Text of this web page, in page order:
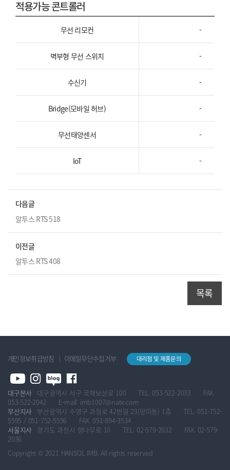
적용가능 콘트롤러
무선 리모컨 -
벽부형 무선 스위치 -
수신기 -
Bridge(모바일 허브) -
무선태양센서 -
loT -
다음글
알투스 RTS 518
이전글
알투스 RTS 408
목록
개인정보취급방침 이메일무단수집거부 대리점 및 제품문의
대구본사 대구광역시 서구 국채보상로 100 TEL. 053-522-2033
FAX.
053-522-2042
E-mail: imb1007@nate.com
부산지사 부산광역시 수영구 과정로 42번길 23(망미동) 1층
TEL. 051-752-
5595 / 051-752-5596
FAX. 051-894-3534
서울지사 경기도 과천시 향나무로 10 TEL. 02-579-2032
FAX. 02-579-
2036
Copyright © 2021 HANSOL IMB. All rights reserved